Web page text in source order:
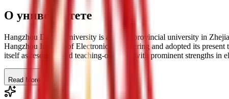
О университете
Hangzhou Dianzi University is a public provincial university in
Hangzhou Institute of Electronic Engineering and adopted its
itself as research- and teaching-oriented, with prominent strengths in
Read More